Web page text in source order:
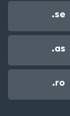
.se
.as
.ro